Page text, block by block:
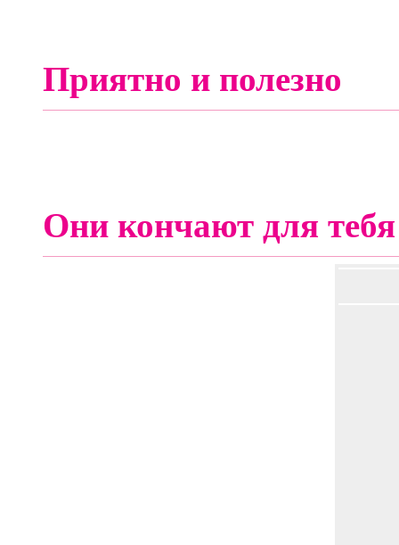
Приятно и полезно
Они кончают для тебя